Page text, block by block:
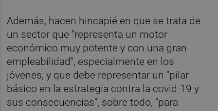
Además, hacen hincapié en que se trata de
un sector que "representa un motor
económico muy potente y con una gran
empleabilidad", especialmente en los
jóvenes, y que debe representar un "pilar
básico en la estrategia contra la covid-19 y
sus consecuencias", sobre todo, "para